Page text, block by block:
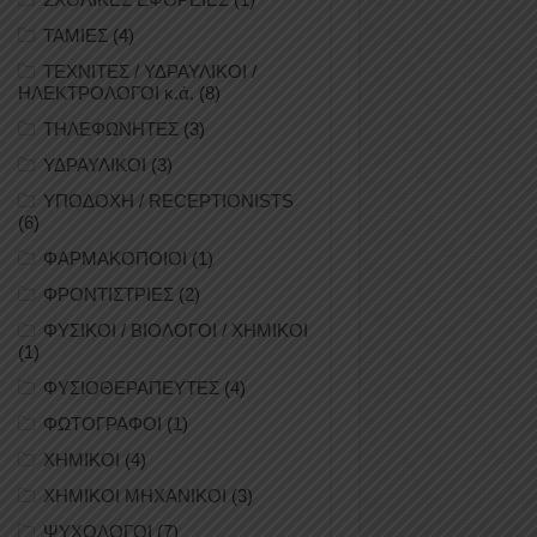
ΤΑΜΙΕΣ (4)
ΤΕΧΝΙΤΕΣ / ΥΔΡΑΥΛΙΚΟΙ /
ΗΛΕΚΤΡΟΛΟΓΟΙ κ.ά. (8)
ΤΗΛΕΦΩΝΗΤΕΣ (3)
ΥΔΡΑΥΛΙΚΟΙ (3)
ΥΠΟΔΟΧΗ / RECEPTIONISTS
(6)
ΦΑΡΜΑΚΟΠΟΙΟΙ (1)
ΦΡΟΝΤΙΣΤΡΙΕΣ (2)
ΦΥΣΙΚΟΙ / ΒΙΟΛΟΓΟΙ / ΧΗΜΙΚΟΙ
(1)
ΦΥΣΙΟΘΕΡΑΠΕΥΤΕΣ (4)
ΦΩΤΟΓΡΑΦΟΙ (1)
ΧΗΜΙΚΟΙ (4)
ΧΗΜΙΚΟΙ ΜΗΧΑΝΙΚΟΙ (3)
ΨΥΧΟΛΟΓΟΙ (7)